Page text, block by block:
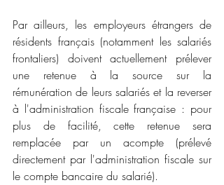
Par ailleurs, les employeurs étrangers de
résidents français (notamment les salariés
frontaliers) doivent actuellement prélever
une retenue à la source sur la
rémunération de leurs salariés et la reverser
à l'administration fiscale française : pour
plus de facilité, cette retenue sera
remplacée par un acompte (prélevé
directement par l'administration fiscale sur
le compte bancaire du salarié).